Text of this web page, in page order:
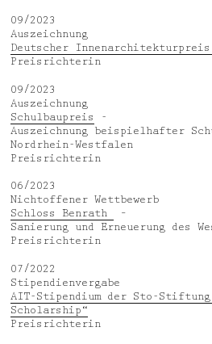
09/2023
Auszeichnung
Deutscher Innenarchitekturpreis
Preisrichterin
09/2023
Auszeichnung
Schulbaupreis -
Auszeichnung beispielhafter
Nordrhein-Westfalen
Preisrichterin
06/2023
Nichtoffener Wettbewerb
Schloss Benrath
–
Sanierung und Erneuerung des
Preisrichterin
07/2022
Stipendienvergabe
AIT-Stipendium der Sto-
Scholarship“
Preisrichterin